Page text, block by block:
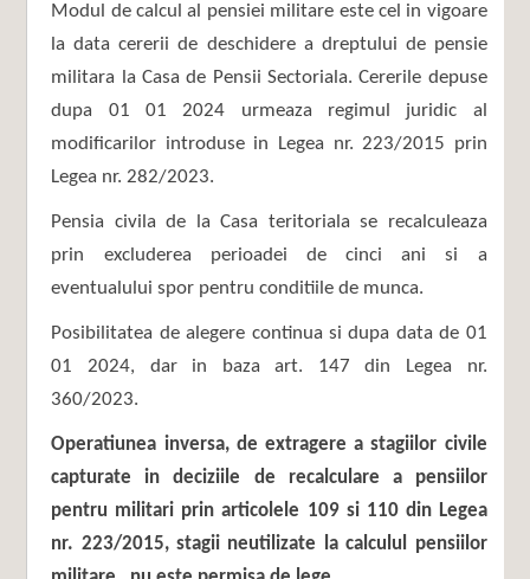
Modul de calcul al pensiei militare este cel in vigoare
la data cererii de deschidere a dreptului de pensie
militara la Casa de Pensii Sectoriala. Cererile depuse
dupa 01 01 2024 urmeaza regimul juridic al
modificarilor introduse in Legea nr. 223/2015 prin
Legea nr. 282/2023.
Pensia civila de la Casa teritoriala se recalculeaza
prin excluderea perioadei de cinci ani si a
eventualului spor pentru conditiile de munca.
Posibilitatea de alegere continua si dupa data de 01
01 2024, dar in baza art. 147 din Legea nr.
360/2023.
Operatiunea inversa, de extragere a stagiilor civile
capturate in deciziile de recalculare a pensiilor
pentru militari prin articolele 109 si 110 din Legea
nr. 223/2015, stagii neutilizate la calculul pensiilor